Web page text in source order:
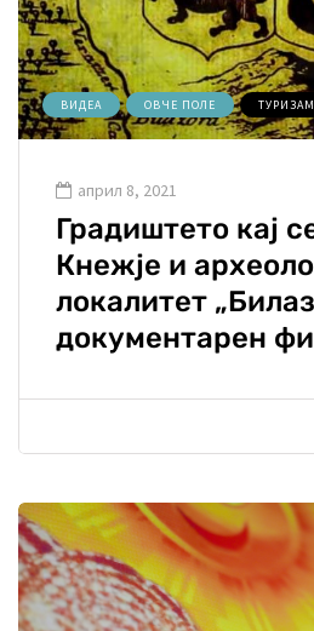
ВИДЕА ОВЧЕ ПОЛЕ ТУРИЗАМ
април 8, 2021
Градиштето кај
Кнежје и
локалитет
документарен